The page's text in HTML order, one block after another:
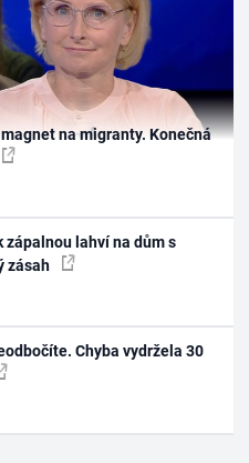
na migranty. Konečná
zápalnou lahví na dům s
zásah
Chyba vydržela 30